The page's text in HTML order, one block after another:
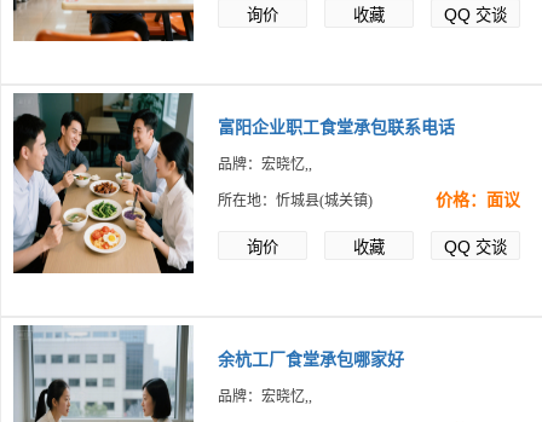
询价 收藏 QQ 交谈
富阳企业职工食堂承包联系电话
品牌：宏晓忆,,
所在地：忻城县(城关镇) 价格：面议
询价 收藏 QQ 交谈
余杭工厂食堂承包哪家好
品牌：宏晓忆,,